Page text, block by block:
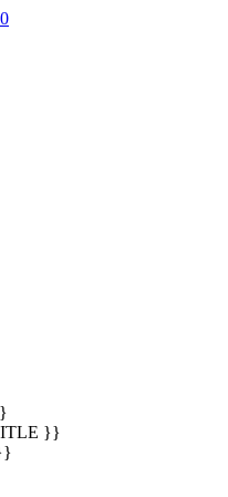
}}